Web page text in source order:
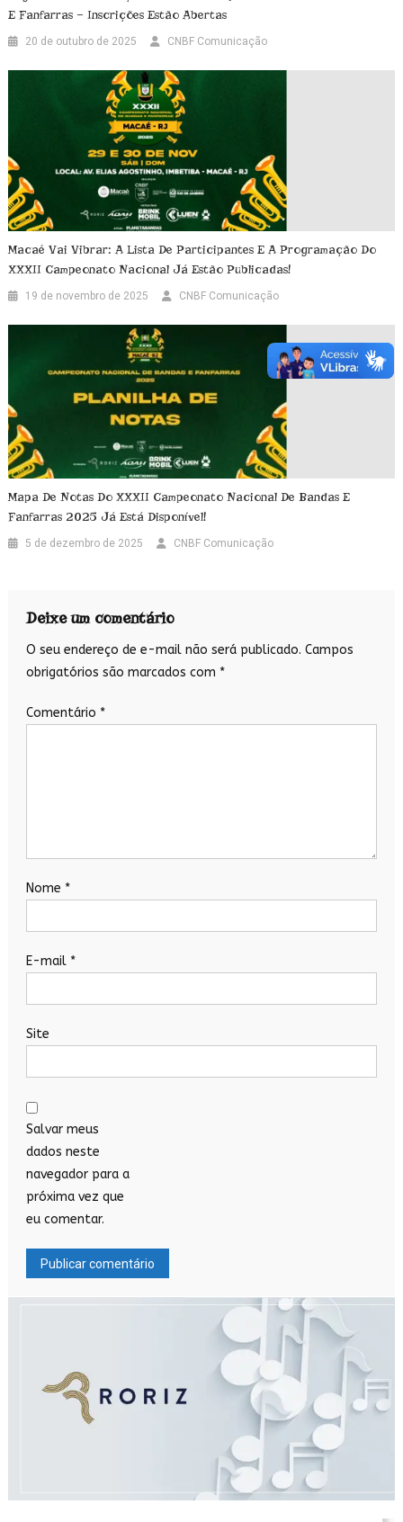
E Fanfarras – Inscrições Estão Abertas
20 de outubro de 2025 CNBF Comunicação
Macaé Vai Vibrar: A Lista De Participantes E A Programação Do
XXXII Campeonato Nacional Já Estão Publicadas!
19 de novembro de 2025 CNBF Comunicação
Mapa De Notas Do XXXII Campeonato Nacional De Bandas E
Fanfarras 2025 Já Está Disponível!
5 de dezembro de 2025 CNBF Comunicação
Deixe um comentário
O seu endereço de e-mail não será publicado. Campos
obrigatórios são marcados com *
Comentário *
Nome *
E-mail *
Site
Salvar meus
dados neste
navegador para a
próxima vez que
eu comentar.